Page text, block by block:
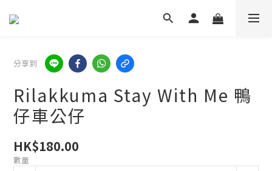
分享到
Rilakkuma Stay With Me 鴨
仔車公仔
HK$180.00
數量